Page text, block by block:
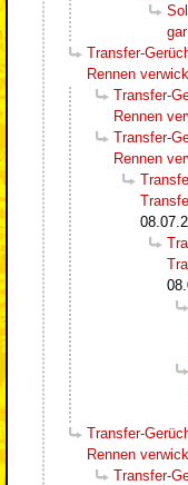
Transfer-
Rennen
Transfer-
Rennen
Transfer-
Rennen
Transfer-
Rennen
Transfer-